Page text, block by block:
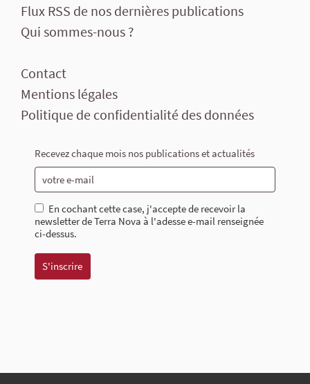
Flux RSS de nos dernières publications
Qui sommes-nous ?
Contact
Mentions légales
Politique de confidentialité des données
Recevez chaque mois nos publications et actualités
En cochant cette case, j'accepte de recevoir la
newsletter de Terra Nova à l'adesse e-mail renseignée
ci-dessus.